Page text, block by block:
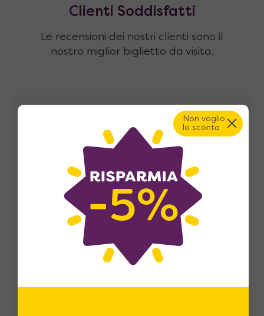
Clienti Soddisfatti
Le recensioni dei nostri clienti sono il
nostro miglior biglietto da visita.
Recensioni
Non voglio
lo sconto